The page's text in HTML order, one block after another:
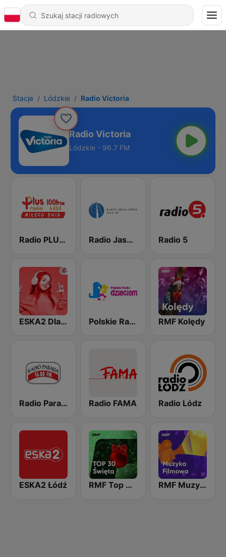
Stacje Lódzkie Radio Victoria
Radio Victoria
Lódzkie - 96.7 FM
Radio PLUS lodz Radio Jasna Góra 100.6 Radio 5
ESKA2 Dla Dzieci Polskie Radio dzieciom RMF Kolędy
Radio Parada 96.0 FM Radio FAMA Radio Lódz
ESKA2 Łódź RMF Top 30 święta RMF Muzyka Filmowa